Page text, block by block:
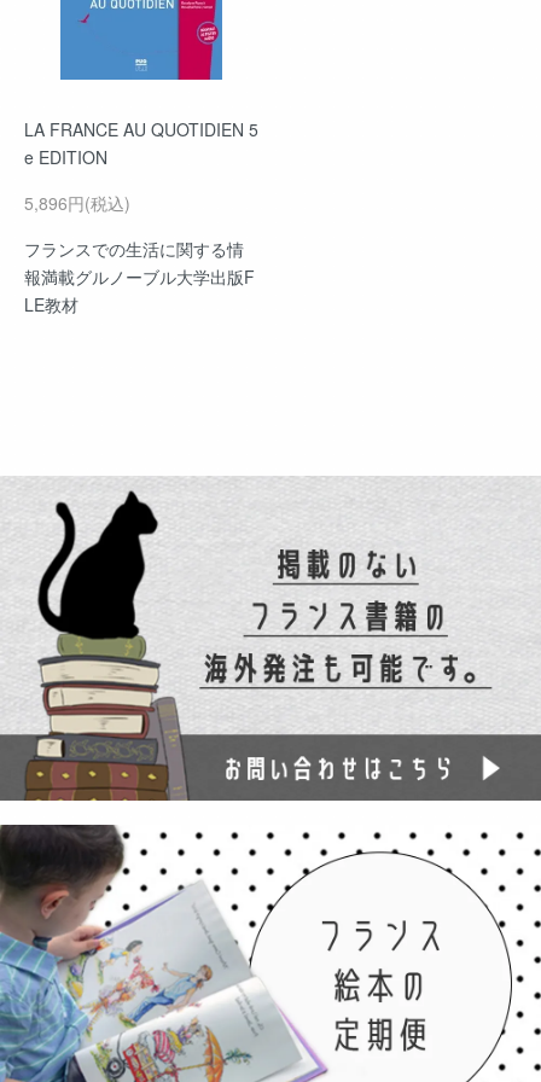
LA FRANCE AU QUOTIDIEN 5
e EDITION
5,896円(税込)
フランスでの生活に関する情
報満載グルノーブル大学出版F
LE教材